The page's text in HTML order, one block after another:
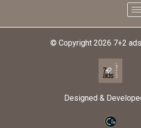
© Copyright 2026 7+2
Designed &